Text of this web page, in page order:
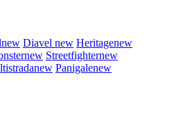
new Diavel new Heritagenew
new Streetfighternew
new Panigalenew